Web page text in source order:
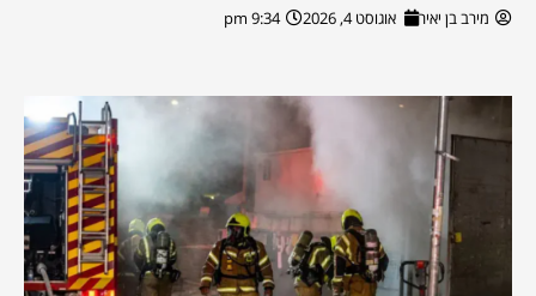
מירב בן יאיר אוגוסט 4, 2026 9:34 pm